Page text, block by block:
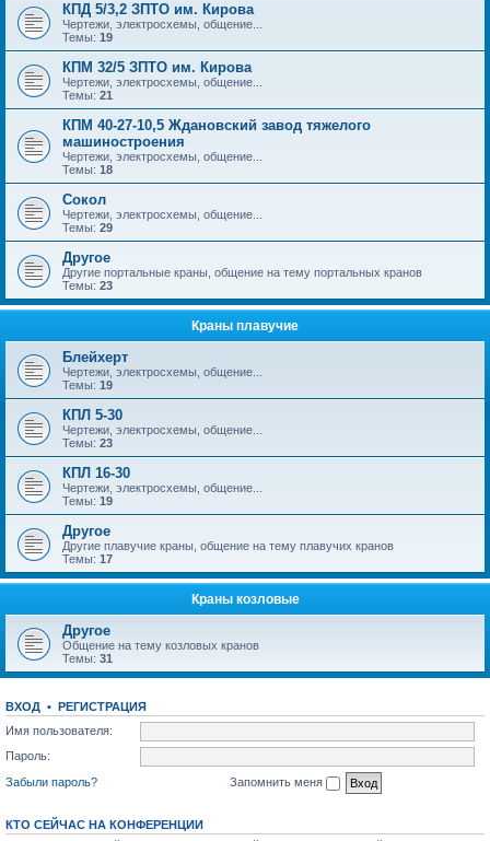
КПД 5/3,2 ЗПТО им. Кирова
Чертежи, электросхемы, общение...
Темы: 19
КПМ 32/5 ЗПТО им. Кирова
Чертежи, электросхемы, общение...
Темы: 21
КПМ 40-27-10,5 Ждановский завод тяжелого
машиностроения
Чертежи, электросхемы, общение...
Темы: 18
Сокол
Чертежи, электросхемы, общение...
Темы: 29
Другое
Другие портальные краны, общение на тему портальных кранов
Темы: 23
Краны плавучие
Блейхерт
Чертежи, электросхемы, общение...
Темы: 19
КПЛ 5-30
Чертежи, электросхемы, общение...
Темы: 23
КПЛ 16-30
Чертежи, электросхемы, общение...
Темы: 19
Другое
Другие плавучие краны, общение на тему плавучих кранов
Темы: 17
Краны козловые
Другое
Общение на тему козловых кранов
Темы: 31
ВХОД • РЕГИСТРАЦИЯ
Имя пользователя:
Пароль:
Забыли пароль?
Запомнить меня
КТО СЕЙЧАС НА КОНФЕРЕНЦИИ